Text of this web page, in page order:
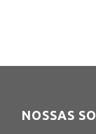
NOSSAS